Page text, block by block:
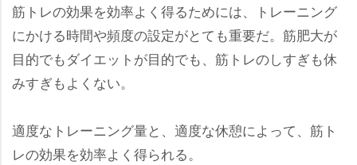
筋トレの効果を効率よく得るためには、トレーニング
にかける時間や頻度の設定がとても重要だ。筋肥大が
目的でもダイエットが目的でも、筋トレのしすぎも休
みすぎもよくない。
適度なトレーニング量と、適度な休憩によって、筋ト
レの効果を効率よく得られる。